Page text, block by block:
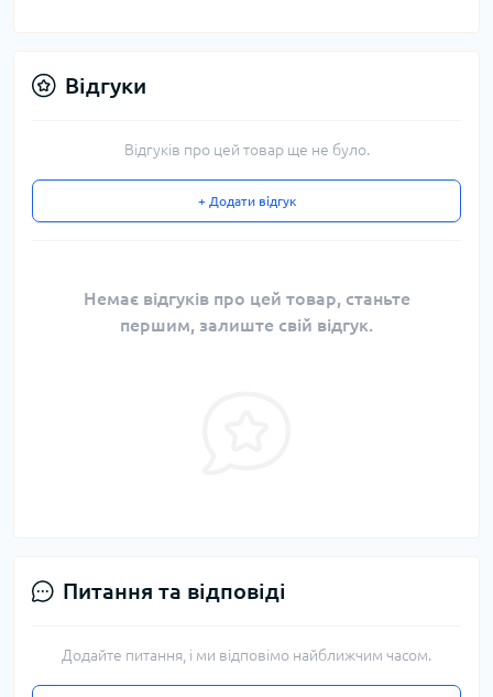
Відгуки
Відгуків про цей товар ще не було.
+ Додати відгук
Немає відгуків про цей товар, станьте
першим, залиште свій відгук.
Питання та відповіді
Додайте питання, і ми відповімо найближчим часом.